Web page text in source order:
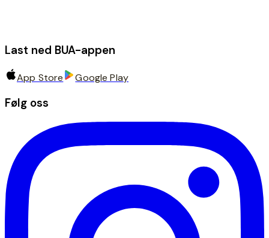
Last ned BUA-appen
App Store Google Play
Følg oss